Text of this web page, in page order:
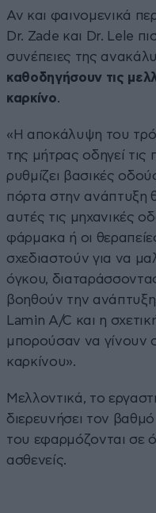
Αν και φαινομενικά
Dr. Zade και Dr. Lele
συνέπειες της
καθοδηγήσουν τις
καρκίνο.
«Η αποκάλυψη του
της μήτρας οδηγεί τις
ρυθμίζει βασικές
πόρτα στην ανάπτυξη
αυτές τις μηχανικές
φάρμακα ή οι
σχεδιαστούν για να
όγκου,
βοηθούν την
Lamin A/C και η
μπορούσαν να γίνουν
καρκίνου».
Μελλοντικά, το
διερευνήσει τον
του εφαρμόζονται σε
ασθενείς.